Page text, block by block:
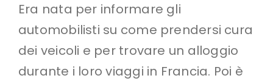
Era nata per informare gli
automobilisti su come prendersi cura
dei veicoli e per trovare un alloggio
durante i loro viaggi in Francia. Poi è